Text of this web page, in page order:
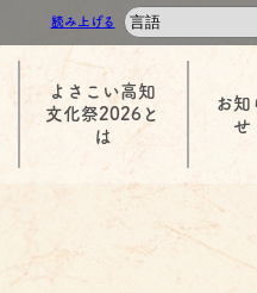
読み上げる
よさこい高知
文化祭2026と
は
お知
せ